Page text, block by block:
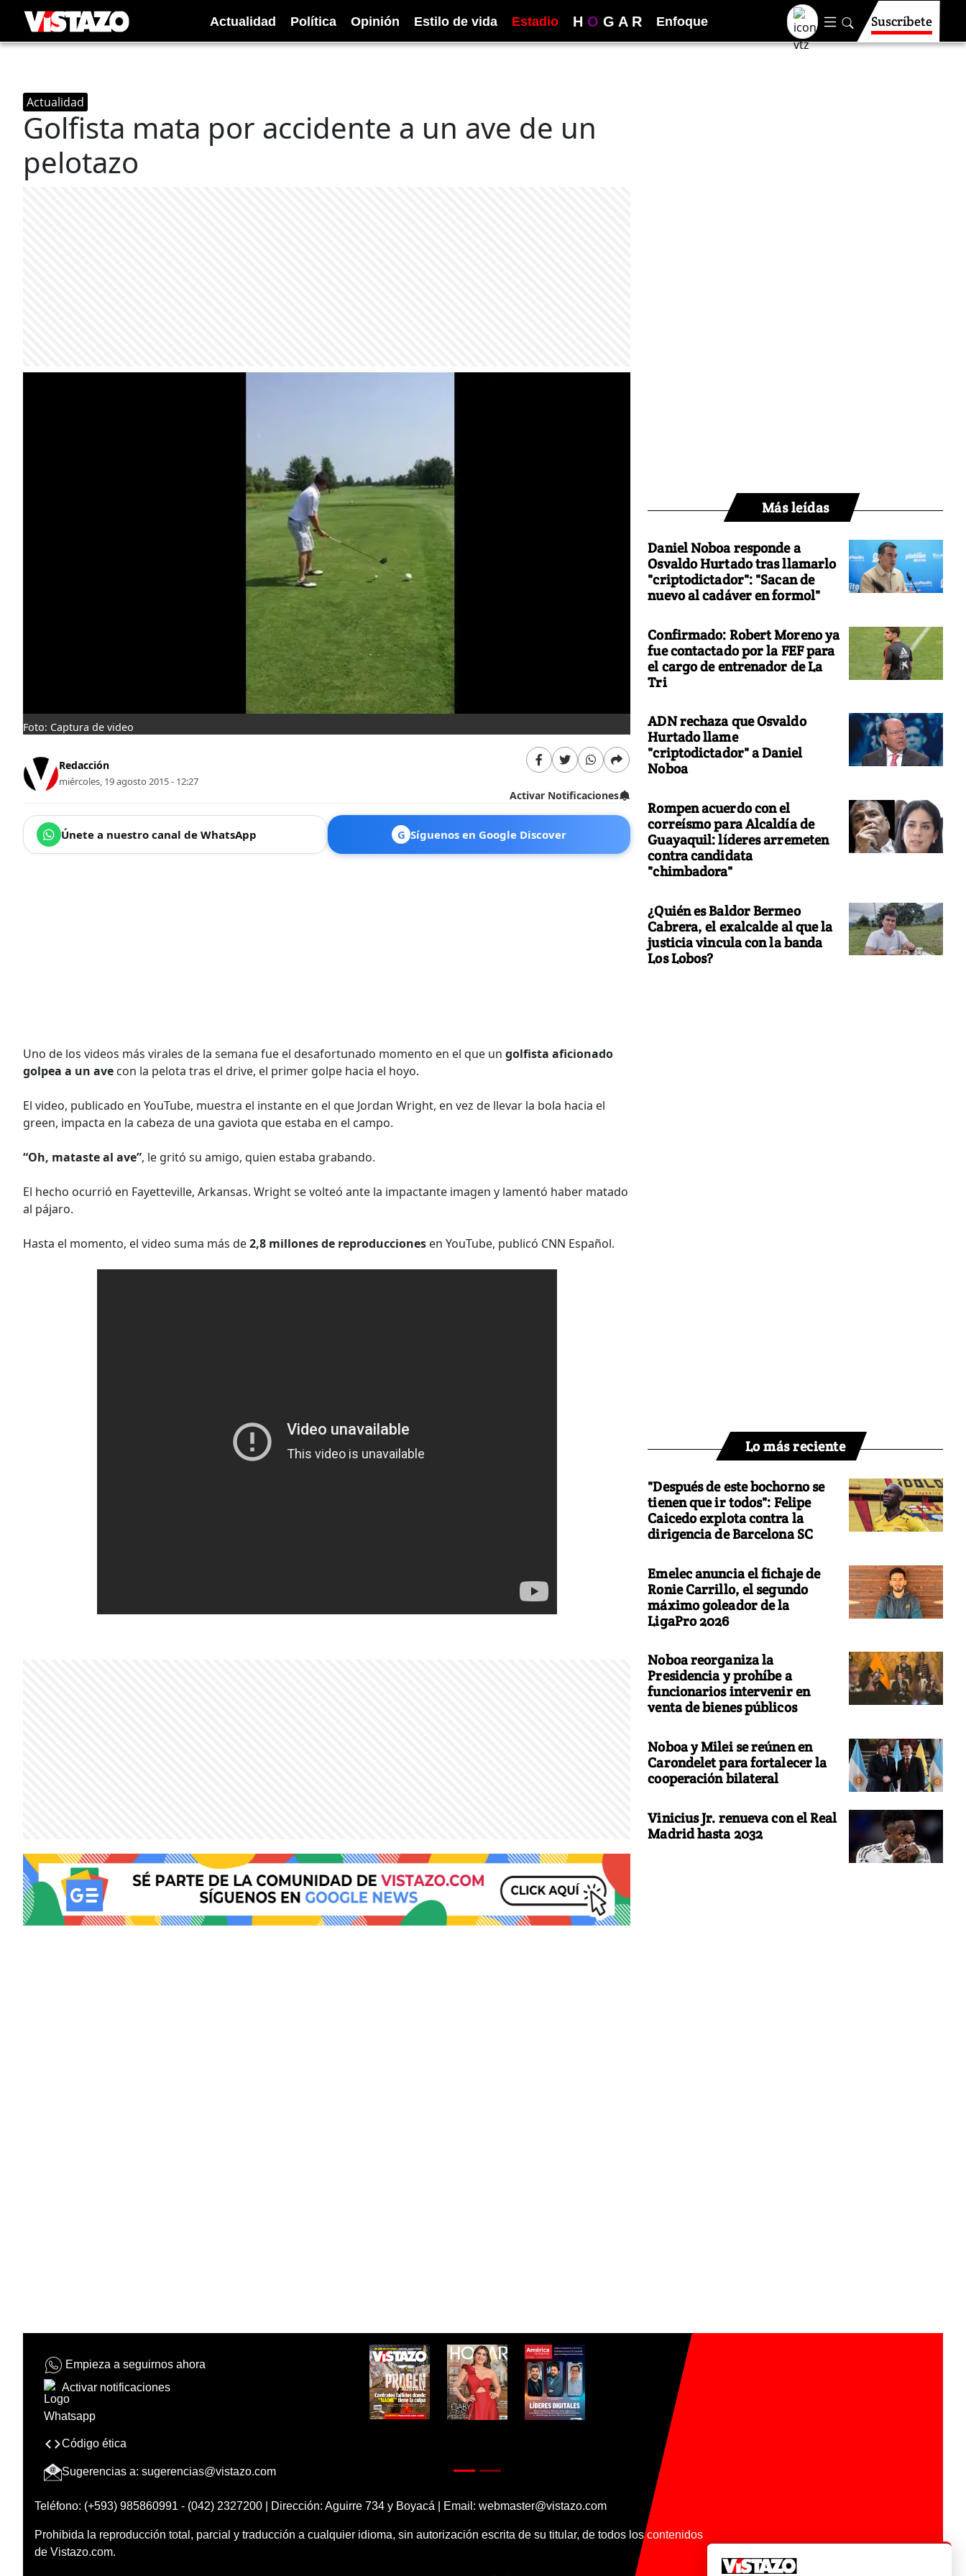
Actualidad Política Opinión Estilo de vida Estadio H O G A R Enfoque Suscríbete
Actualidad
Golfista mata por accidente a un ave de un
pelotazo
Foto: Captura de video
Redacción
miércoles, 19 agosto 2015 - 12:27
Activar Notificaciones
Únete a nuestro canal de WhatsApp G Síguenos en Google Discover
Uno de los videos más virales de la semana fue el desafortunado momento en el que un golfista aficionado
golpea a un ave con la pelota tras el drive, el primer golpe hacia el hoyo.
El video, publicado en YouTube, muestra el instante en el que Jordan Wright, en vez de llevar la bola hacia el
green, impacta en la cabeza de una gaviota que estaba en el campo.
“Oh, mataste al ave”, le gritó su amigo, quien estaba grabando.
El hecho ocurrió en Fayetteville, Arkansas. Wright se volteó ante la impactante imagen y lamentó haber matado
al pájaro.
Hasta el momento, el video suma más de2,8 millones de reproducciones en YouTube, publicó CNN Español.
Más leídas
Daniel Noboa responde a
Osvaldo Hurtado tras llamarlo
"criptodictador": "Sacan de
nuevo al cadáver en formol"
Confirmado: Robert Moreno ya
fue contactado por la FEF para
el cargo de entrenador de La
Tri
ADN rechaza que Osvaldo
Hurtado llame
"criptodictador" a Daniel
Noboa
Rompen acuerdo con el
correísmo para Alcaldía de
Guayaquil: líderes arremeten
contra candidata
"chimbadora"
¿Quién es Baldor Bermeo
Cabrera, el exalcalde al que la
justicia vincula con la banda
Los Lobos?
Lo más reciente
"Después de este bochorno se
tienen que ir todos": Felipe
Caicedo explota contra la
dirigencia de Barcelona SC
Emelec anuncia el fichaje de
Ronie Carrillo, el segundo
máximo goleador de la
LigaPro 2026
Noboa reorganiza la
Presidencia y prohíbe a
funcionarios intervenir en
venta de bienes públicos
Noboa y Milei se reúnen en
Carondelet para fortalecer la
cooperación bilateral
Vinicius Jr. renueva con el Real
Madrid hasta 2032
Empieza a seguirnos ahora
Activar notificaciones
Código ética
Sugerencias a: sugerencias@vistazo.com
Teléfono: (+593) 985860991 - (042) 2327200 | Dirección: Aguirre 734 y Boyacá | Email: webmaster@vistazo.com
Prohibida la reproducción total, parcial y traducción a cualquier idioma, sin autorización escrita de su titular, de todos los contenidos
de Vistazo.com.